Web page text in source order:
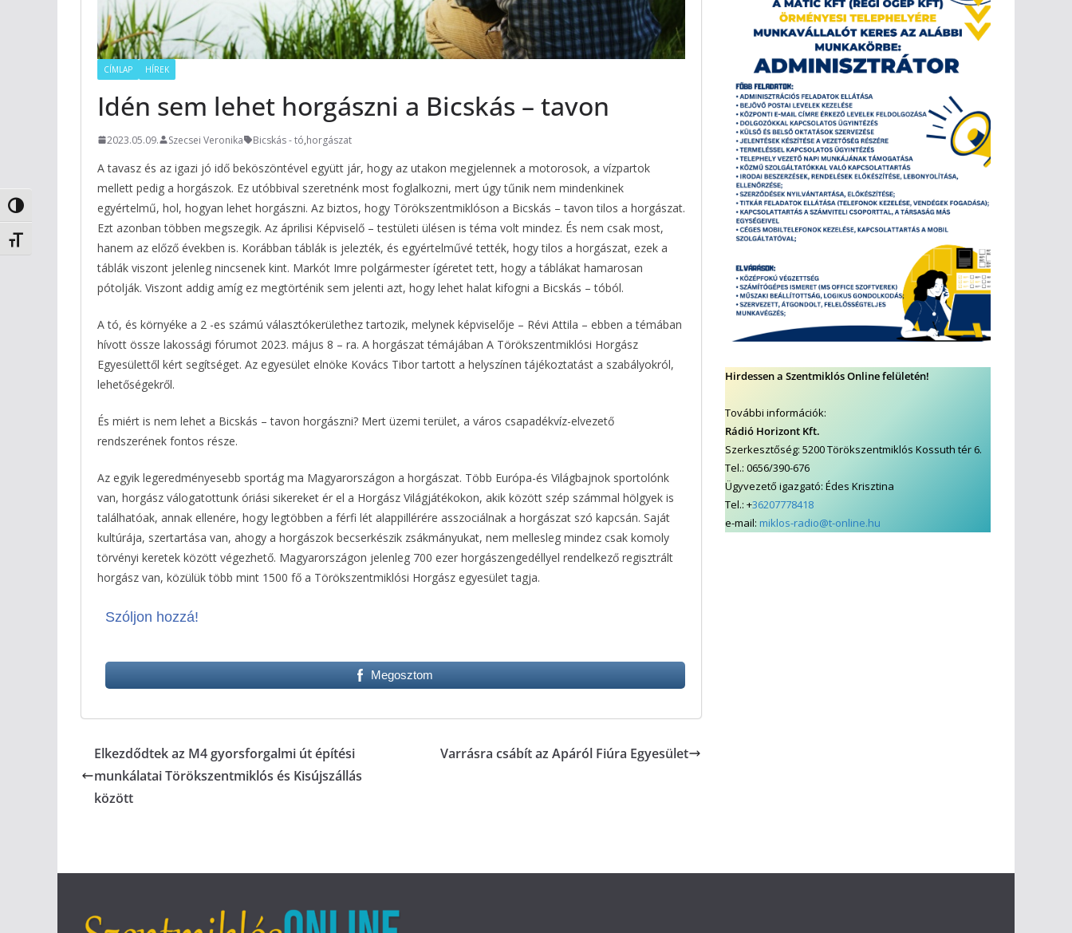
Nagy kontraszt váltása
Betűméret váltása
CÍMLAP HÍREK
Idén sem lehet horgászni a Bicskás – tavon
2023.05.09. Szecsei Veronika Bicskás - tó,horgászat
A tavasz és az igazi jó idő beköszöntével együtt jár, hogy az utakon megjelennek a motorosok, a vízpartok
mellett pedig a horgászok. Ez utóbbival szeretnénk most foglalkozni, mert úgy tűnik nem mindenkinek
egyértelmű, hol, hogyan lehet horgászni. Az biztos, hogy Törökszentmiklóson a Bicskás – tavon tilos a horgászat.
Ezt azonban többen megszegik. Az áprilisi Képviselő – testületi ülésen is téma volt mindez. És nem csak most,
hanem az előző években is. Korábban táblák is jelezték, és egyértelművé tették, hogy tilos a horgászat, ezek a
táblák viszont jelenleg nincsenek kint. Markót Imre polgármester ígéretet tett, hogy a táblákat hamarosan
pótolják. Viszont addig amíg ez megtörténik sem jelenti azt, hogy lehet halat kifogni a Bicskás – tóból.
A tó, és környéke a 2 -es számú választókerülethez tartozik, melynek képviselője – Révi Attila – ebben a témában
hívott össze lakossági fórumot 2023. május 8 – ra. A horgászat témájában A Törökszentmiklósi Horgász
Egyesülettől kért segítséget. Az egyesület elnöke Kovács Tibor tartott a helyszínen tájékoztatást a szabályokról,
lehetőségekről.
És miért is nem lehet a Bicskás – tavon horgászni? Mert üzemi terület, a város csapadékvíz-elvezető
rendszerének fontos része.
Az egyik legeredményesebb sportág ma Magyarországon a horgászat. Több Európa-és Világbajnok sportolónk
van, horgász válogatottunk óriási sikereket ér el a Horgász Világjátékokon, akik között szép számmal hölgyek is
találhatóak, annak ellenére, hogy legtöbben a férfi lét alappillérére asszociálnak a horgászat szó kapcsán. Saját
kultúrája, szertartása van, ahogy a horgászok becserkészik zsákmányukat, nem mellesleg mindez csak komoly
törvényi keretek között végezhető. Magyarországon jelenleg 700 ezer horgászengedéllyel rendelkező regisztrált
horgász van, közülük több mint 1500 fő a Törökszentmiklósi Horgász egyesület tagja.
Szóljon hozzá!
Megosztom
Elkezdődtek az M4 gyorsforgalmi út építési
munkálatai Törökszentmiklós és Kisújszállás
között
Varrásra csábít az Apáról Fiúra Egyesület
Hirdessen a Szentmiklós Online felületén!
További információk:
Rádió Horizont Kft.
Szerkesztőség: 5200 Törökszentmiklós Kossuth tér 6.
Tel.: 0656/390-676
Ügyvezető igazgató: Édes Krisztina
Tel.: +36207778418
e-mail: miklos-radio@t-online.hu